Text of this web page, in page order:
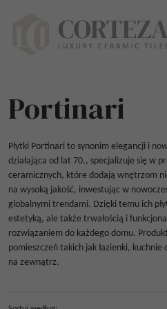
Portinari
Płytki Portinari to synonim elegancji i
działająca od lat 70., specjalizuje się w
ceramicznych, które dodają wnętrzom
na wysoką jakość, inwestując w
globalnymi trendami. Dzięki temu ich
estetyką, ale także trwałością i
rozwiązaniem do każdego domu.
pomieszczeń takich jak łazienki,
na zewnątrz.